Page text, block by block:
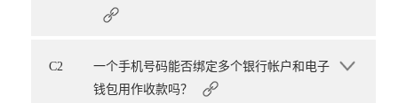
C2
一个手机号码能否绑定多个银行帐户和电子
钱包用作收款吗？